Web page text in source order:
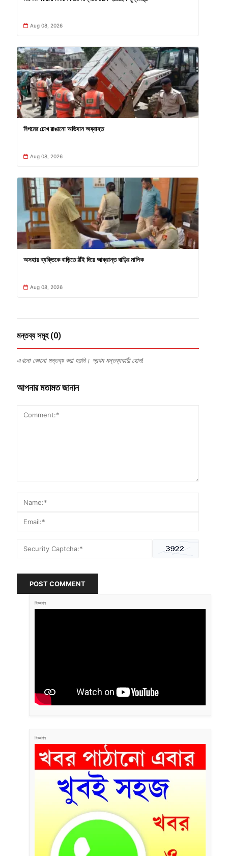
Aug 08, 2026
নিগমের চোখ রাঙানো অভিযান অব্যাহত
Aug 08, 2026
অসহায় ব্যক্তিকে বাড়িতে ঠাঁই দিয়ে আক্রান্ত বাড়ির মালিক
Aug 08, 2026
মন্তব্য সমূহ (0)
এখনো কোনো মন্তব্য করা হয়নি। প্রথম মন্তব্যকারী হোন!
আপনার মতামত জানান
POST COMMENT
বিজ্ঞাপন
বিজ্ঞাপন